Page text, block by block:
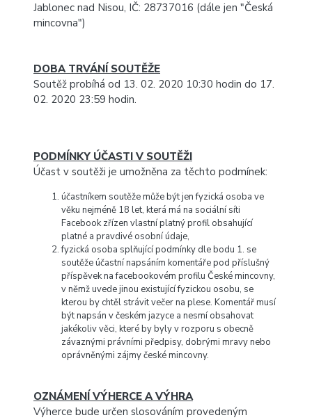
Jablonec nad Nisou, IČ: 28737016 (dále jen "Česká
mincovna")
DOBA TRVÁNÍ SOUTĚŽE
Soutěž probíhá od 13. 02. 2020 10:30 hodin do 17.
02. 2020 23:59 hodin.
PODMÍNKY ÚČASTI V SOUTĚŽI
Účast v soutěži je umožněna za těchto podmínek:
účastníkem soutěže může být jen fyzická osoba ve
věku nejméně 18 let, která má na sociální síti
Facebook zřízen vlastní platný profil obsahující
platné a pravdivé osobní údaje,
fyzická osoba splňující podmínky dle bodu 1. se
soutěže účastní napsáním komentáře pod příslušný
příspěvek na facebookovém profilu České mincovny,
v němž uvede jinou existující fyzickou osobu, se
kterou by chtěl strávit večer na plese. Komentář musí
být napsán v českém jazyce a nesmí obsahovat
jakékoliv věci, které by byly v rozporu s obecně
závaznými právními předpisy, dobrými mravy nebo
oprávněnými zájmy české mincovny.
OZNÁMENÍ VÝHERCE A VÝHRA
Výherce bude určen slosováním provedeným